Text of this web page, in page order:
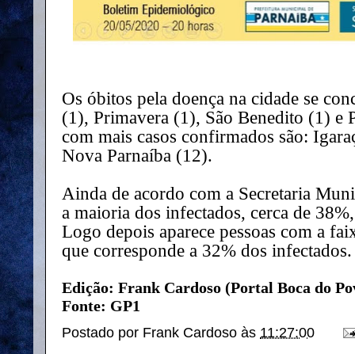
Os óbitos pela doença na cidade se
(1), Primavera (1), São Benedito (1) e
com mais casos confirmados são:
Nova Parnaíba (12).
Ainda de acordo com a Secretaria
a maioria dos infectados, cerca de
Logo depois aparece pessoas com a
que corresponde a 32% dos infectados.
Edição: Frank Cardoso (Portal Boca do
Fonte: GP1
Postado por Frank Cardoso às 11:27:00